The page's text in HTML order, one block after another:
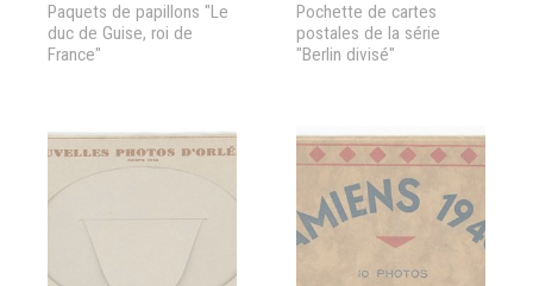
Paquets de papillons "Le
duc de Guise, roi de
France"
Pochette de cartes
postales de la série
"Berlin divisé"